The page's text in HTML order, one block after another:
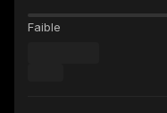
Faible